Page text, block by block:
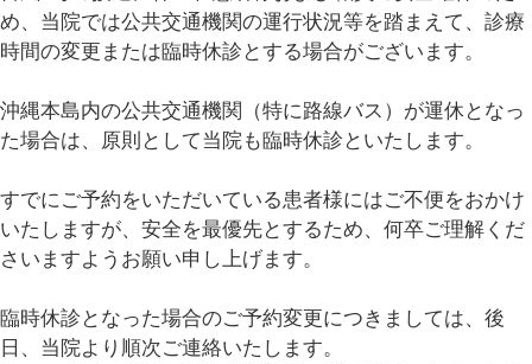
め、当院では公共交通機関の運行状況等を踏まえて、診療
時間の変更または臨時休診とする場合がございます。
沖縄本島内の公共交通機関（特に路線バス）が運休となっ
た場合は、原則として当院も臨時休診といたします。
すでにご予約をいただいている患者様にはご不便をおかけ
いたしますが、安全を最優先とするため、何卒ご理解くだ
さいますようお願い申し上げます。
臨時休診となった場合のご予約変更につきましては、後
日、当院より順次ご連絡いたします。